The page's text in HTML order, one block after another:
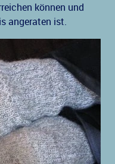
können und
angeraten ist.